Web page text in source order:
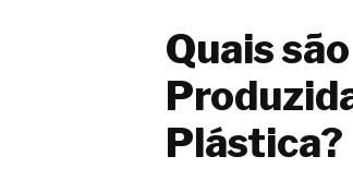
Quais
Plástica?